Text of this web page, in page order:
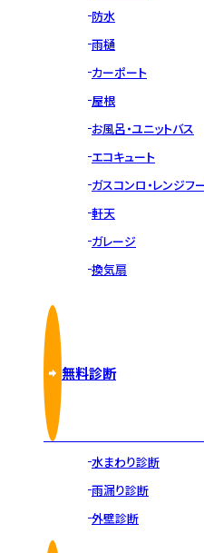
防水
雨樋
カーポート
屋根
お風呂・ユニットバス
エコキュート
ガスコンロ・レンジフ
軒天
ガレージ
換気扇
無料診断
水まわり診断
雨漏り診断
外壁診断